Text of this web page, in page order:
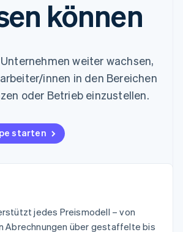
als
Datensynchronisierung
Geldmanagement
Branche
Reisen und
Sektor
Marktplatz auf
der
um
gestützte
ausgeben: So
von
mit Agenten
Integrationen
Beispiele
Roadmap
Sessions
Press
Team
können
weiter wachsen,
innen in den Bereichen
oder Betrieb einzustellen.
starten
jedes Preismodell – von
Abrechnungen über gestaffelte bis